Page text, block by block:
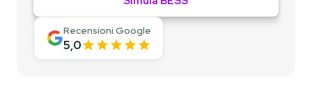
Recensioni Google
5,0